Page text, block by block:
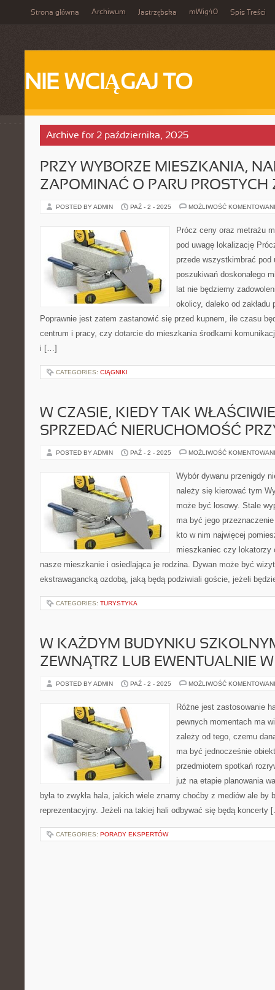
Strona główna Archiwum Jastrzębska mWig40 Spis Treści
NIE WCIĄGAJ TO
Archive for 2 października, 2025
PRZY WYBORZE MIESZKANIA,
ZAPOMINAĆ O PARU PROSTYCH
POSTED BY ADMIN PAŹ - 2 - 2025 MOŻLIWOŚĆ
Prócz ceny oraz metrażu
pod uwagę lokalizację
przede wszystkimbrać pod
poszukiwań doskonałego
lat nie będziemy
okolicy, daleko od zakładu
Poprawnie jest zatem zastanowić się przed kupnem, ile czasu
centrum i pracy, czy dotarcie do mieszkania środkami
i […]
CATEGORIES: CIĄGNIKI
W CZASIE, KIEDY TAK
SPRZEDAĆ NIERUCHOMOŚĆ
POSTED BY ADMIN PAŹ - 2 - 2025 MOŻLIWOŚĆ
Wybór dywanu przenigdy
należy się kierować tym
może być losowy. Stale
ma być jego
kto w nim najwięcej
mieszkaniec czy lokatorzy
nasze mieszkanie i osiedlająca je rodzina. Dywan może być
ekstrawagancką ozdobą, jaką będą podziwiali goście, jeżeli
CATEGORIES: TURYSTYKA
W KAŻDYM BUDYNKU
ZEWNĄTRZ LUB EWENTUALNIE
POSTED BY ADMIN PAŹ - 2 - 2025 MOŻLIWOŚĆ
Różne jest zastosowanie
pewnych momentach ma
zależy od tego, czemu
ma być jednocześnie
przedmiotem spotkań
już na etapie planowania
była to zwykła hala, jakich wiele znamy choćby z mediów ale by
reprezentacyjny. Jeżeli na takiej hali odbywać się będą koncerty
CATEGORIES: PORADY EKSPERTÓW